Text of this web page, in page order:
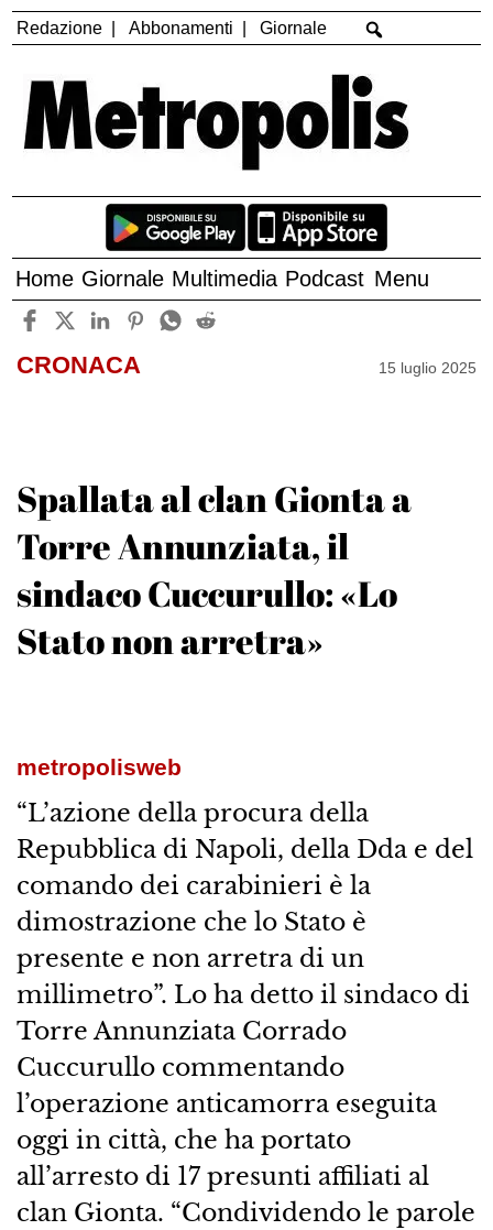
Redazione Abbonamenti Giornale
Home Giornale Multimedia Podcast Menu
CRONACA 15 luglio 2025
Spallata al clan Gionta a
Torre Annunziata, il
sindaco Cuccurullo: «Lo
Stato non arretra»
metropolisweb
“L’azione della procura della
Repubblica di Napoli, della Dda e del
comando dei carabinieri è la
dimostrazione che lo Stato è
presente e non arretra di un
millimetro”. Lo ha detto il sindaco di
Torre Annunziata Corrado
Cuccurullo commentando
l’operazione anticamorra eseguita
oggi in città, che ha portato
all’arresto di 17 presunti affiliati al
clan Gionta. “Condividendo le parole